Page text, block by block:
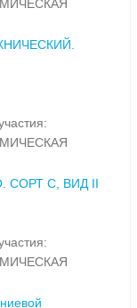
СОРТ С, ВИД II